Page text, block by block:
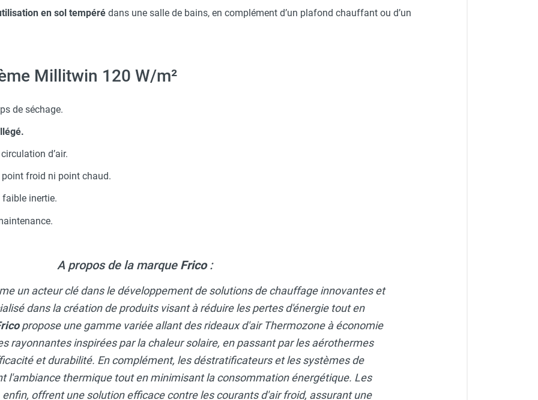
en sol tempéré dans une salle de bains, en complément d’un plafond chauffant ou d’un
Millitwin 120 W/m²
de séchage.
d’air.
point froid ni point chaud.
inertie.
A propos de la marque Frico:
un acteur clé dans le développement de solutions de chauffage innovantes et
dans la création de produits visant à réduire les pertes d'énergie tout en
propose une gamme variée allant des rideaux d'air Thermozone à économie
rayonnantes inspirées par la chaleur solaire, en passant par les aérothermes
et durabilité. En complément, les déstratificateurs et les systèmes de
l'ambiance thermique tout en minimisant la consommation énergétique. Les
enfin, offrent une solution efficace contre les courants d'air froid, assurant une